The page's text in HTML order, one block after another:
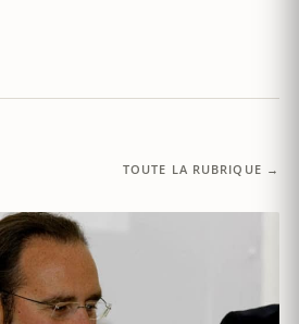
TOUTE LA RUBRIQUE →